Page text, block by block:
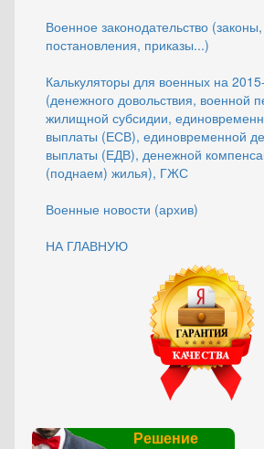
Военное законодательство
постановления, приказы...)
Калькуляторы для военных на
(денежного довольствия, военной
жилищной субсидии,
выплаты (ЕСВ), единовременной
выплаты (ЕДВ), денежной
(поднаем) жилья), ГЖС
Военные новости (архив)
НА ГЛАВНУЮ
Решение